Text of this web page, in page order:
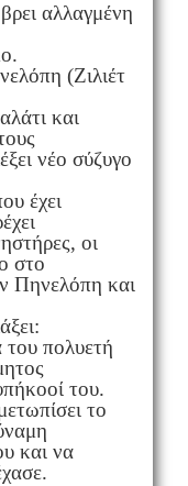
αλλαγμένη
(Ζιλιέτ
και
νέο σύζυγο
έχει
οι
στο
Πηνελόπη και
του πολυετή
του.
το
και να